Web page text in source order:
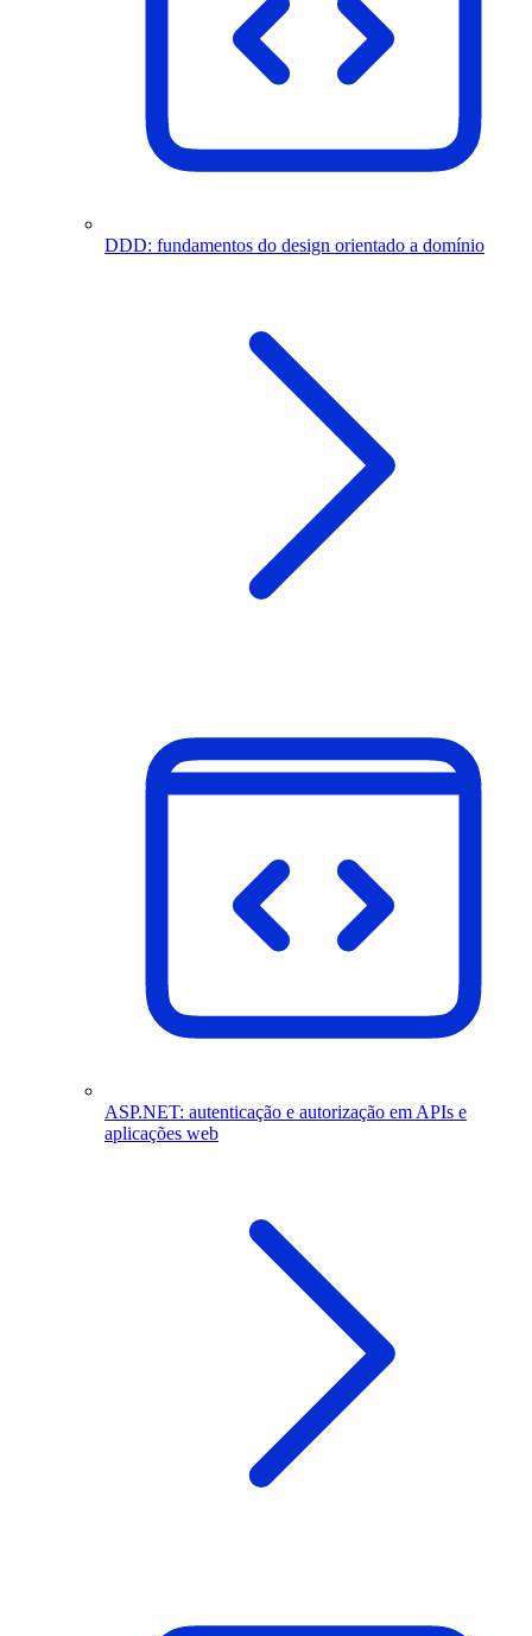
DDD: fundamentos do design orientado a domínio
ASP.NET: autenticação e autorização em APIs e
aplicações web